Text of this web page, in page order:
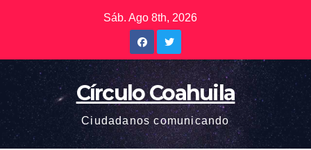
Sáb. Ago 8th, 2026
Círculo Coahuila
Ciudadanos comunicando